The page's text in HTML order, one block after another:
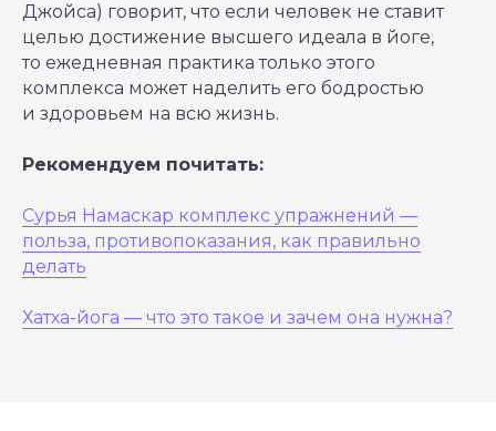
Джойса) говорит, что если человек не ставит
целью достижение высшего идеала в йоге,
то ежедневная практика только этого
комплекса может наделить его бодростью
и здоровьем на всю жизнь.
Рекомендуем почитать:
Сурья Намаскар комплекс упражнений —
польза, противопоказания, как правильно
делать
Хатха-йога ― что это такое и зачем она нужна?